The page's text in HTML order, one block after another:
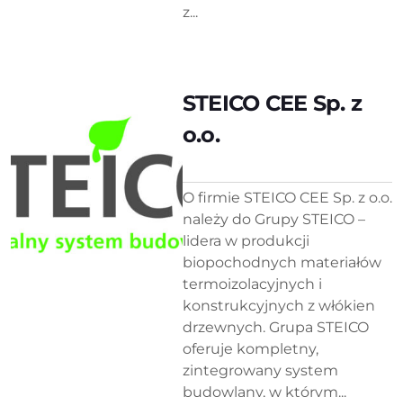
z...
STEICO CEE Sp. z
o.o.
O firmie STEICO CEE Sp. z o.o.
należy do Grupy STEICO –
lidera w produkcji
biopochodnych materiałów
termoizolacyjnych i
konstrukcyjnych z włókien
drzewnych. Grupa STEICO
oferuje kompletny,
zintegrowany system
budowlany, w którym...